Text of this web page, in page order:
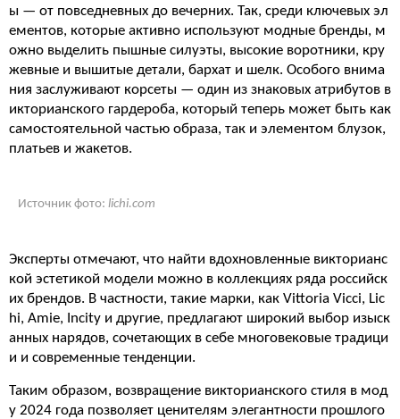
ы — от повседневных до вечерних. Так, среди ключевых эл
ементов, которые активно используют модные бренды, м
ожно выделить пышные силуэты, высокие воротники, кру
жевные и вышитые детали, бархат и шелк. Особого внима
ния заслуживают корсеты — один из знаковых атрибутов в
икторианского гардероба, который теперь может быть как
самостоятельной частью образа, так и элементом блузок,
платьев и жакетов.
Источник фото: lichi.com
Эксперты отмечают, что найти вдохновленные викторианс
кой эстетикой модели можно в коллекциях ряда российск
их брендов. В частности, такие марки, как Vittoria Vicci, Lic
hi, Amie, Incity и другие, предлагают широкий выбор изыск
анных нарядов, сочетающих в себе многовековые традици
и и современные тенденции.
Таким образом, возвращение викторианского стиля в мод
у 2024 года позволяет ценителям элегантности прошлого